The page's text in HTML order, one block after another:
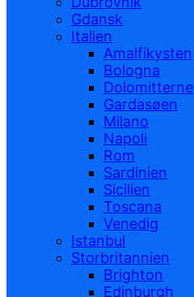
Gdansk
Italien
Amalfikysten
Bologna
Dolomitterne
Gardasøen
Milano
Napoli
Rom
Sardinien
Sicilien
Toscana
Venedig
Istanbul
Storbritannien
Brighton
Edinburgh